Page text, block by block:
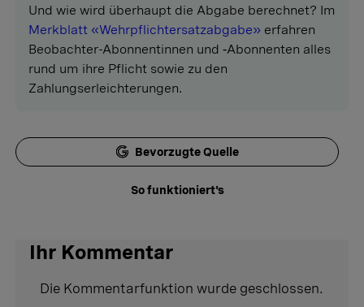
Und wie wird überhaupt die Abgabe berechnet? Im
Merkblatt «Wehrpflichtersatzabgabe» erfahren
Beobachter-Abonnentinnen und ‑Abonnenten alles
rund um ihre Pflicht sowie zu den
Zahlungserleichterungen.
Bevorzugte Quelle
So funktioniert's
Ihr Kommentar
Die Kommentarfunktion wurde geschlossen.